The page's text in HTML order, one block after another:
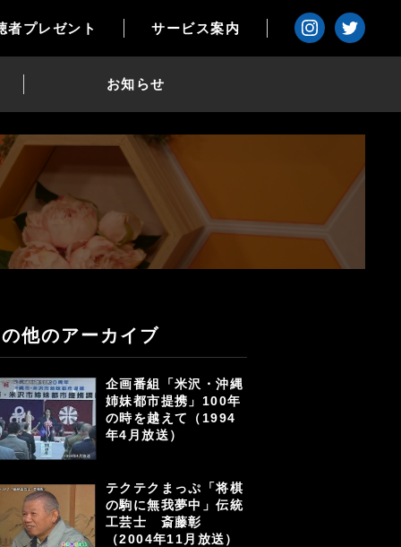
者プレゼント サービス案内
お知らせ
その他のアーカイブ
企画番組「米沢・沖縄
姉妹都市提携」100年
の時を越えて（1994
年4月放送）
テクテクまっぷ「将棋
の駒に無我夢中」伝統
工芸士 斎藤彰
（2004年11月放送）